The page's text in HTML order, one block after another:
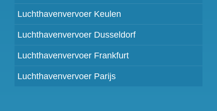
Luchthavenvervoer Keulen
Luchthavenvervoer Dusseldorf
Luchthavenvervoer Frankfurt
Luchthavenvervoer Parijs